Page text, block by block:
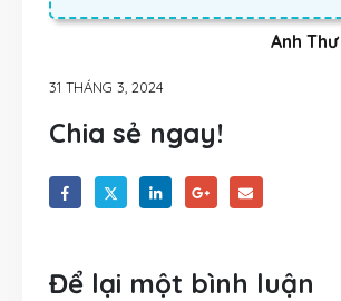
Anh
31 THÁNG 3, 2024
Chia sẻ ngay!
Để lại một bình luận